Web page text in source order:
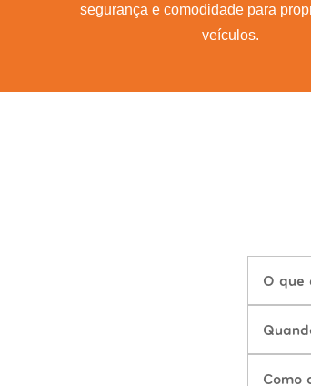
segurança e comodidade para
veículos.
O que
Como